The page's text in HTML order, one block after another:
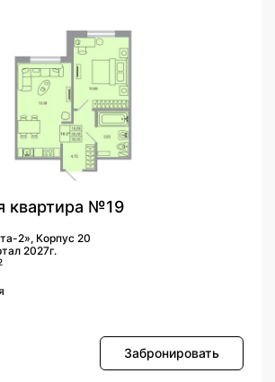
квартира №19
2», Корпус 20
2027г.
Забронировать